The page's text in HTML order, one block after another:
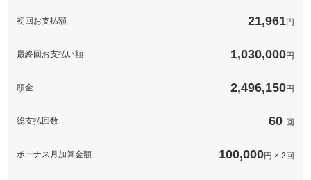
このパックの見積もり依頼（無料）
初回お支払額 21,961円
最終回お支払い額 1,030,000円
頭金 2,496,150円
総支払回数 60 回
ボーナス月加算金額 100,000円 × 2回